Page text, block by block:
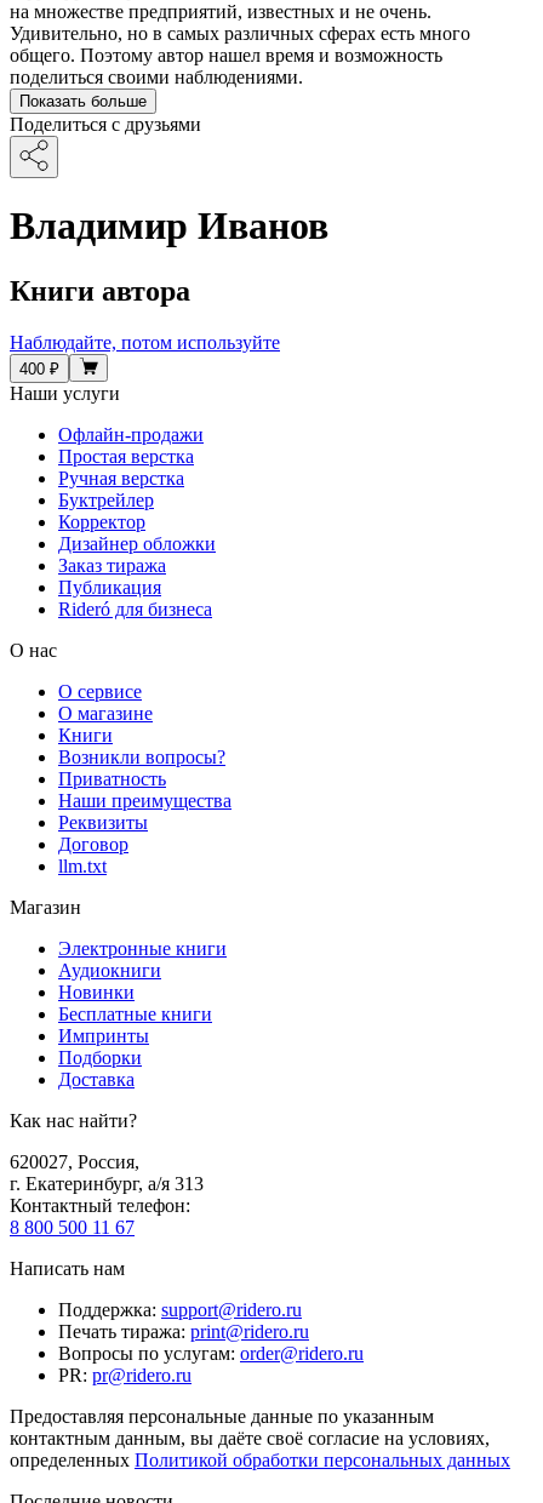
на множестве предприятий, известных и не очень.
Удивительно, но в самых различных сферах есть много
общего. Поэтому автор нашел время и возможность
поделиться своими наблюдениями.
Показать больше
Поделиться с друзьями
Владимир Иванов
Книги автора
Наблюдайте, потом используйте
400 ₽
Наши услуги
Офлайн-продажи
Простая верстка
Ручная верстка
Буктрейлер
Корректор
Дизайнер обложки
Заказ тиража
Публикация
Rideró для бизнеса
О нас
О сервисе
О магазине
Книги
Возникли вопросы?
Приватность
Наши преимущества
Реквизиты
Договор
llm.txt
Магазин
Электронные книги
Аудиокниги
Новинки
Бесплатные книги
Импринты
Подборки
Доставка
Как нас найти?
620027, Россия,
г. Екатеринбург, а/я 313
Контактный телефон:
8 800 500 11 67
Написать нам
Поддержка: support@ridero.ru
Печать тиража: print@ridero.ru
Вопросы по услугам: order@ridero.ru
PR: pr@ridero.ru
Предоставляя персональные данные по указанным
контактным данным, вы даёте своё согласие на условиях,
определенных Политикой обработки персональных данных